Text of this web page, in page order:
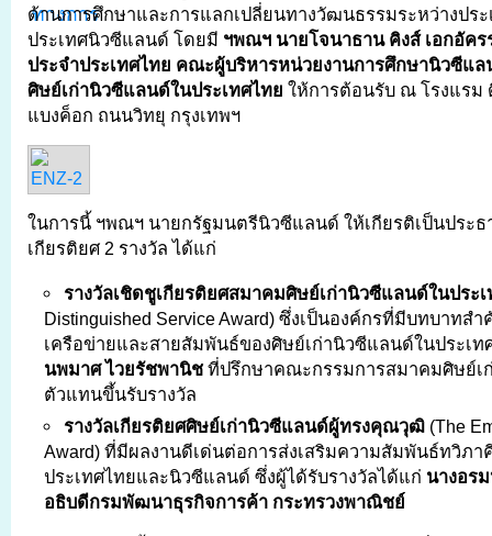
ด้านการศึกษาและการแลกเปลี่ยนทางวัฒนธรรมระหว่างปร
ประเทศนิวซีแลนด์ โดยมี ฯพณฯ นายโจนาธาน คิงส์ เอกอัค
ประจำประเทศไทย คณะผู้บริหารหน่วยงานการศึกษานิวซีแ
ศิษย์เก่านิวซีแลนด์ในประเทศไทย ให้การต้อนรับ ณ โรงแรม
แบงค็อก ถนนวิทยุ กรุงเทพฯ
ในการนี้ ฯพณฯ นายกรัฐมนตรีนิวซีแลนด์ ให้เกียรติเป็นประธ
เกียรติยศ 2 รางวัล ได้แก่
รางวัลเชิดชูเกียรติยศสมาคมศิษย์เก่านิวซีแลนด์ในประ
Distinguished Service Award) ซึ่งเป็นองค์กรที่มีบทบาทส
เครือข่ายและสายสัมพันธ์ของศิษย์เก่านิวซีแลนด์ในประเ
นพมาศ ไวยรัชพานิช ที่ปรึกษาคณะกรรมการสมาคมศิษย์เ
ตัวแทนขึ้นรับรางวัล
รางวัลเกียรติยศศิษย์เก่านิวซีแลนด์ผู้ทรงคุณวุฒิ (The
Award) ที่มีผลงานดีเด่นต่อการส่งเสริมความสัมพันธ์ทวิภา
ประเทศไทยและนิวซีแลนด์ ซึ่งผู้ได้รับรางวัลได้แก่ นางอร
อธิบดีกรมพัฒนาธุรกิจการค้า กระทรวงพาณิชย์